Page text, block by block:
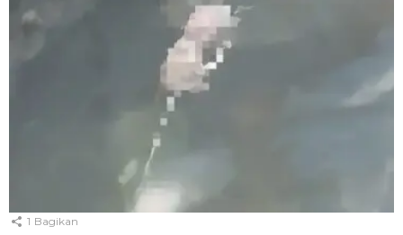
1 Bagikan